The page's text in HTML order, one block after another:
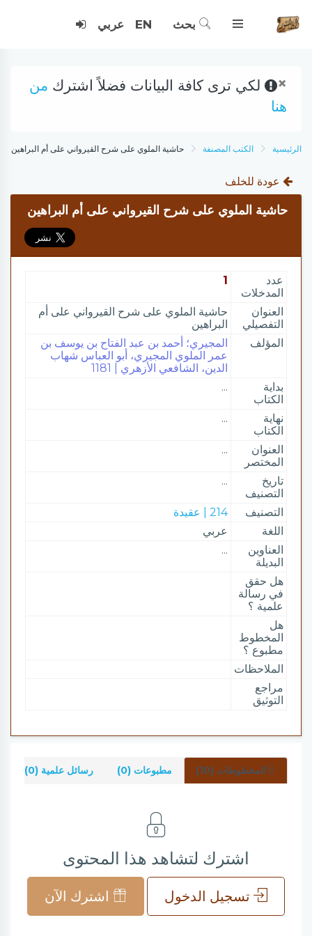
بحث EN عربي
× لكي ترى كافة البيانات فضلاً اشترك من
هنا
الرئيسية الكتب المصنفة حاشية الملوي على شرح القيرواني على أم البراهين
عودة للخلف
حاشية الملوي على شرح القيرواني على أم البراهين
عدد
المدخلات
1
العنوان
التفصيلي
حاشية الملوي على شرح القيرواني على أم
البراهين
المؤلف
المجيري؛ أحمد بن عبد الفتاح بن يوسف بن
عمر الملوي المجيري، أبو العباس شهاب
الدين، الشافعي الأزهري | 1181
بداية
الكتاب
...
نهاية
الكتاب
...
العنوان
المختصر
...
تاريخ
التصنيف
...
التصنيف
214 | عقيدة
اللغة
عربي
العناوين
البديلة
...
هل حقق
في رسالة
علمية ؟
هل
المخطوط
مطبوع ؟
الملاحظات
مراجع
التوثيق
المخطوطات (10) مطبوعات (0) رسائل علمية (0)
اشترك لتشاهد هذا المحتوى
تسجيل الدخول اشترك الآن